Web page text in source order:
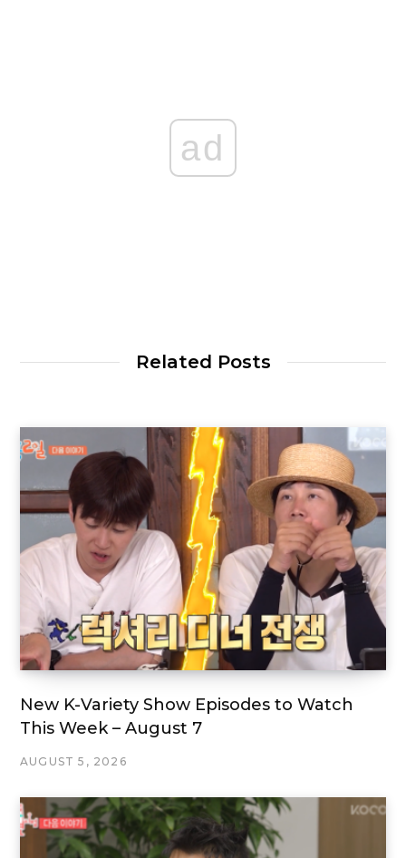
ad
Related Posts
New K-Variety Show Episodes to Watch
This Week – August 7
AUGUST 5, 2026